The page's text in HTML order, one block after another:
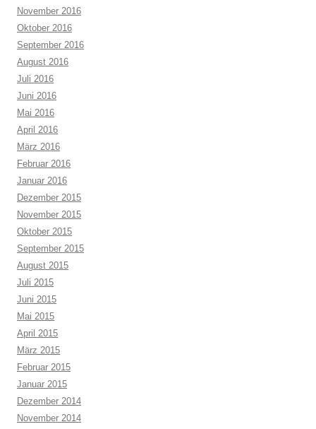
November 2016
Oktober 2016
September 2016
August 2016
Juli 2016
Juni 2016
Mai 2016
April 2016
März 2016
Februar 2016
Januar 2016
Dezember 2015
November 2015
Oktober 2015
September 2015
August 2015
Juli 2015
Juni 2015
Mai 2015
April 2015
März 2015
Februar 2015
Januar 2015
Dezember 2014
November 2014